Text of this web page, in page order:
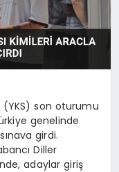
(YKS) son oturumu
genelinde
girdi.
Diller
adaylar giriş